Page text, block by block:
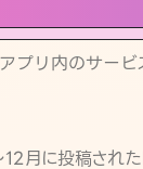
プリ内のサービ
月に投稿された